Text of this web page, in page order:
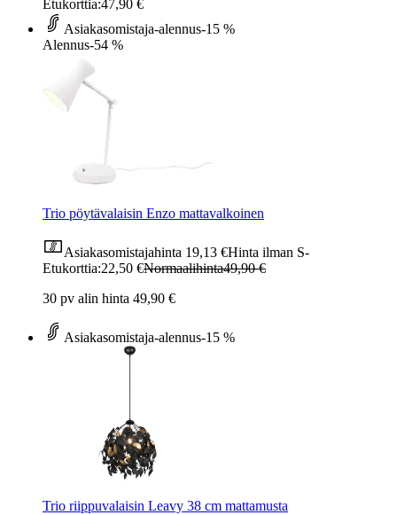
Etukorttia:47,90 €
Asiakasomistaja-alennus-15 %
Alennus-54 %
Trio pöytävalaisin Enzo mattavalkoinen
Asiakasomistajahinta 19,13 €Hinta ilman S-
Etukorttia:22,50 €Normaalihinta49,90 €
30 pv alin hinta 49,90 €
Asiakasomistaja-alennus-15 %
Trio riippuvalaisin Leavy 38 cm mattamusta